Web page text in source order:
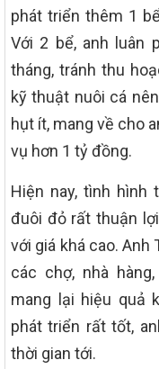
phát triển thêm 1
Với 2 bể, anh luân
tháng, tránh thu
kỹ thuật nuôi cá
hụt ít, mang về cho
vụ hơn 1 tỷ đồng.
Hiện nay, tình hình
đuôi đỏ rất thuận
với giá khá cao.
các chợ, nhà
mang lại hiệu quả
phát triển rất tốt,
thời gian tới.